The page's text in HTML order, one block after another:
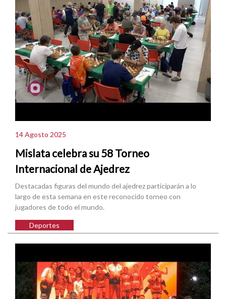
14 Agosto 2025
Mislata celebra su 58 Torneo
Internacional de Ajedrez
Destacadas figuras del mundo del ajedrez participarán a lo
largo de esta semana en este reconocido torneo con
jugadores de todo el mundo.
Deportes